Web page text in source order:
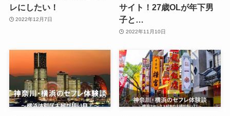
レにしたい！
2022年12月7日
サイト！27歳OLが年下男
子と…
2022年11月10日